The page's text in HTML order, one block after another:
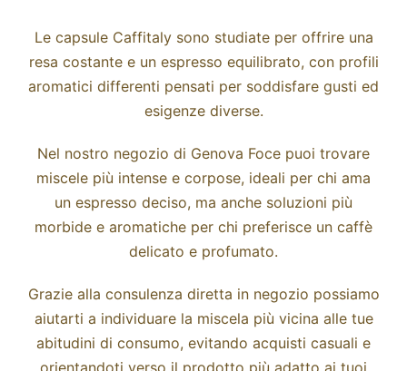
Le capsule Caffitaly sono studiate per offrire una
resa costante e un espresso equilibrato, con profili
aromatici differenti pensati per soddisfare gusti ed
esigenze diverse.
Nel nostro negozio di Genova Foce puoi trovare
miscele più intense e corpose, ideali per chi ama
un espresso deciso, ma anche soluzioni più
morbide e aromatiche per chi preferisce un caffè
delicato e profumato.
Grazie alla consulenza diretta in negozio possiamo
aiutarti a individuare la miscela più vicina alle tue
abitudini di consumo, evitando acquisti casuali e
orientandoti verso il prodotto più adatto ai tuoi